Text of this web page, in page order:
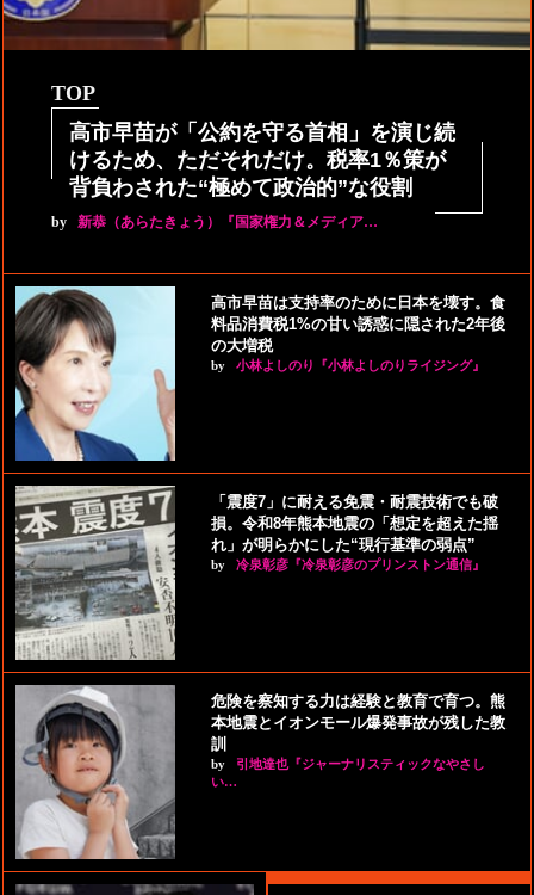
TOP
高市早苗が「公約を守る首相」を演じ続
けるため、ただそれだけ。税率1％策が
背負わされた“極めて政治的”な役割
by 新恭（あらたきょう）『国家権力＆メディア…
高市早苗は支持率のために日本を壊す。食
料品消費税1%の甘い誘惑に隠された2年後
の大増税
by 小林よしのり『小林よしのりライジング』
「震度7」に耐える免震・耐震技術でも破
損。令和8年熊本地震の「想定を超えた揺
れ」が明らかにした“現行基準の弱点”
by 冷泉彰彦『冷泉彰彦のプリンストン通信』
危険を察知する力は経験と教育で育つ。熊
本地震とイオンモール爆発事故が残した教
訓
by
引地達也『ジャーナリスティックなやさし
い…